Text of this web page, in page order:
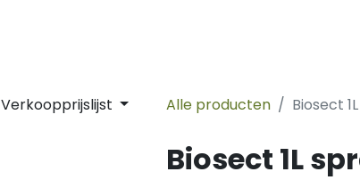
Verkoopprijslijst Alle producten Biosect
Biosect 1L